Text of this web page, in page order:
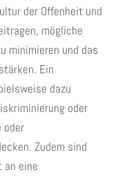
der Offenheit und
mögliche
minimieren und das
Ein
dazu
oder
oder
Zudem sind
an eine